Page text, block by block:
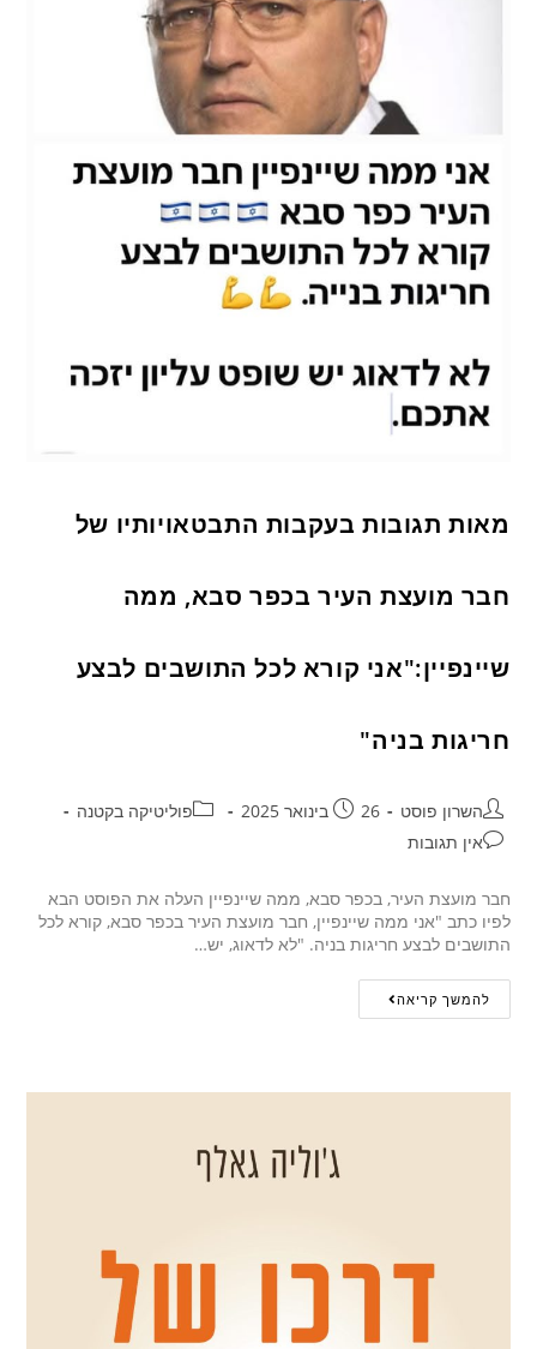
מאות תגובות בעקבות התבטאויותיו של
חבר מועצת העיר בכפר סבא, ממה
שיינפיין:"אני קורא לכל התושבים לבצע
חריגות בניה"
השרון פוסט 26 בינואר 2025
פוליטיקה בקטנה
אין תגובות
חבר מועצת העיר, בכפר סבא, ממה שיינפיין העלה את הפוסט הבא
לפיו כתב "אני ממה שיינפיין, חבר מועצת העיר בכפר סבא, קורא לכל
התושבים לבצע חריגות בניה. "לא לדאוג, יש…
להמשך קריאה